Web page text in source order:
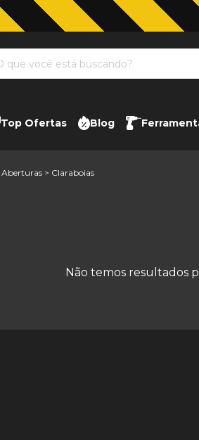
Top Ofertas Blog
Aberturas > Claraboias
Não temos resultados